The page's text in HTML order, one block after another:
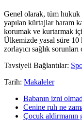
Genel olarak, tüm hukuk
yapılan kürtajlar haram
korumak ve kurtarmak
Ülkemizde yasal süre 10
zorlayıcı sağlık sorunları
Tavsiyeli Bağlantılar:
Tarih: Makaleler
Babanın izni
Cenine ruh ne
Çocuk aldirmanın